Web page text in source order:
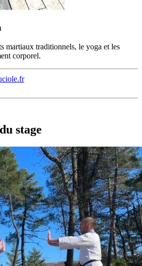
martiaux traditionnels, le yoga et les
corporel.
stage